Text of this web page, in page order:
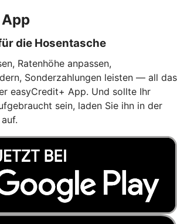
die Hosentasche
Ratenhöhe anpassen,
Sonderzahlungen leisten — all das
easyCredit+ App. Und sollte Ihr
sein, laden Sie ihn in der